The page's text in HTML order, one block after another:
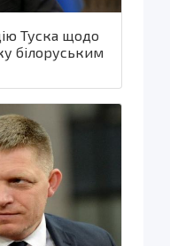
Туска щодо
білоруським